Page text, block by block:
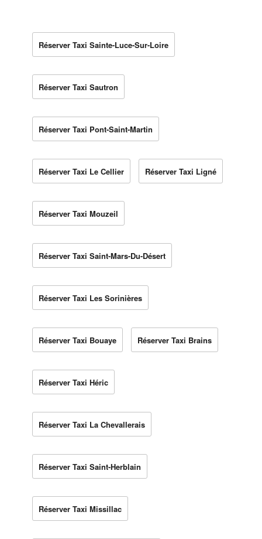
Réserver Taxi Sainte-Luce-Sur-Loire
Réserver Taxi Sautron
Réserver Taxi Pont-Saint-Martin
Réserver Taxi Le Cellier Réserver Taxi Ligné
Réserver Taxi Mouzeil
Réserver Taxi Saint-Mars-Du-Désert
Réserver Taxi Les Sorinières
Réserver Taxi Bouaye Réserver Taxi Brains
Réserver Taxi Héric
Réserver Taxi La Chevallerais
Réserver Taxi Saint-Herblain
Réserver Taxi Missillac